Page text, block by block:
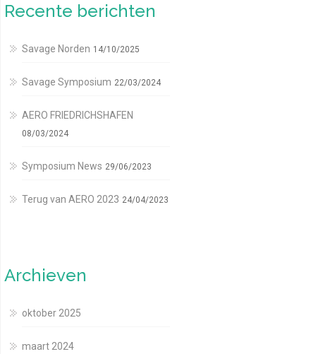
Recente berichten
Savage Norden 14/10/2025
Savage Symposium 22/03/2024
AERO FRIEDRICHSHAFEN
08/03/2024
Symposium News 29/06/2023
Terug van AERO 2023 24/04/2023
Archieven
oktober 2025
maart 2024